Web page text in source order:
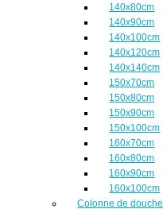
140x80cm
140x90cm
140x100cm
140x120cm
140x140cm
150x70cm
150x80cm
150x90cm
150x100cm
160x70cm
160x80cm
160x90cm
160x100cm
Colonne de douche